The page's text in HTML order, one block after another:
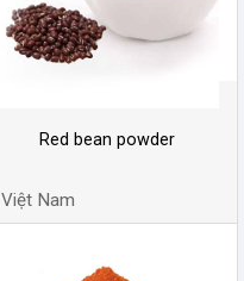
Red bean powder
Việt Nam